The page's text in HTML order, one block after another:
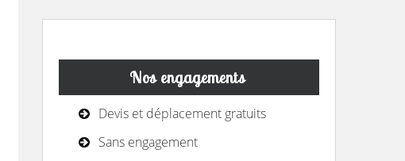
Nos engagements
Devis et déplacement gratuits
Sans engagement